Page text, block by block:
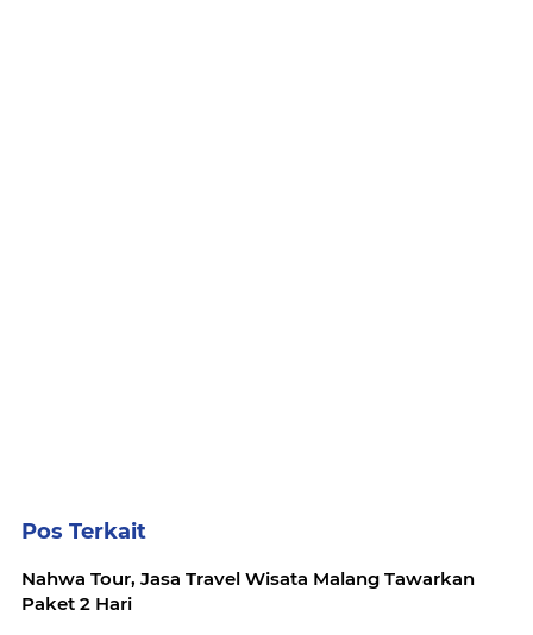
Pos Terkait
Nahwa Tour, Jasa Travel Wisata Malang Tawarkan
Paket 2 Hari